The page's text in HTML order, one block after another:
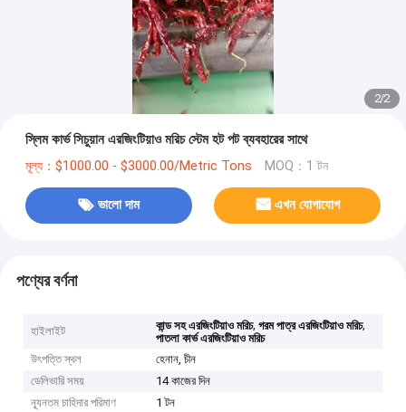
2/2
স্লিম কার্ভ সিচুয়ান এরজিংটিয়াও মরিচ স্টেম হট পট ব্যবহারের সাথে
মূল্য：$1000.00 - $3000.00/Metric Tons MOQ：1 টন
ভালো দাম এখন যোগাযোগ
পণ্যের বর্ণনা
হাইলাইট কান্ড সহ এরজিংটিয়াও মরিচ,গরম পাত্র এরজিংটিয়াও মরিচ,
পাতলা কার্ভ এরজিংটিয়াও মরিচ
উৎপত্তি স্থল
হেনান, চীন
ডেলিভারি সময়
14 কাজের দিন
ন্যূনতম চাহিদার পরিমাণ
1 টন